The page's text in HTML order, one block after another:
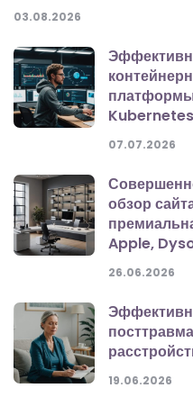
03.08.2026
Kubernetes
07.07.2026
обзор
Apple,
26.06.2026
19.06.2026